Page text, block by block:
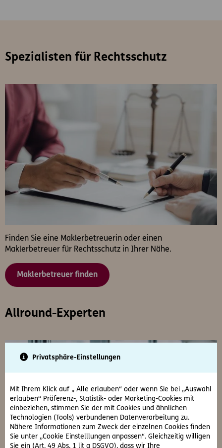
Privatsphäre-Einstellungen
Mit Ihrem Klick auf „ Alle erlauben“ oder wenn Sie bei „Auswahl
erlauben“ Präferenz-, Statistik- oder Marketing-Cookies mit
einbeziehen, stimmen Sie der mit Cookies und ähnlichen
Technologien (Tools) verbundenen Datenverarbeitung zu.
Nähere Informationen zum Zweck der einzelnen Cookies finden
Sie unter „Cookie Einstelllungen anpassen“. Gleichzeitig willigen
Sie ein (Art. 49 Abs. 1 lit a DSGVO), dass wir Ihre
Spezialisten für Rechtsschutz
Finden Sie eine Maklerbetreuerin oder einen
Maklerbetreuer für Rechtsschutz in Ihrer Nähe.
Maklerbetreuer finden
Allround-Experten